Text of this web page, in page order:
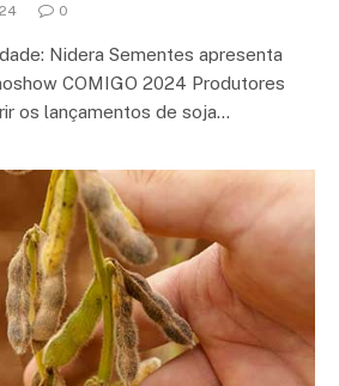
0
Nidera Sementes apresenta
COMIGO 2024 Produtores
os lançamentos de soja…